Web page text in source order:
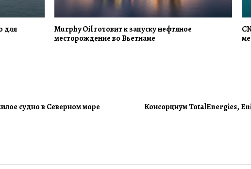
для
Murphy Oil готовит к запуску нефтяное
месторождение во Вьетнаме
судно в Северном море
Консорциум TotalEnergies,